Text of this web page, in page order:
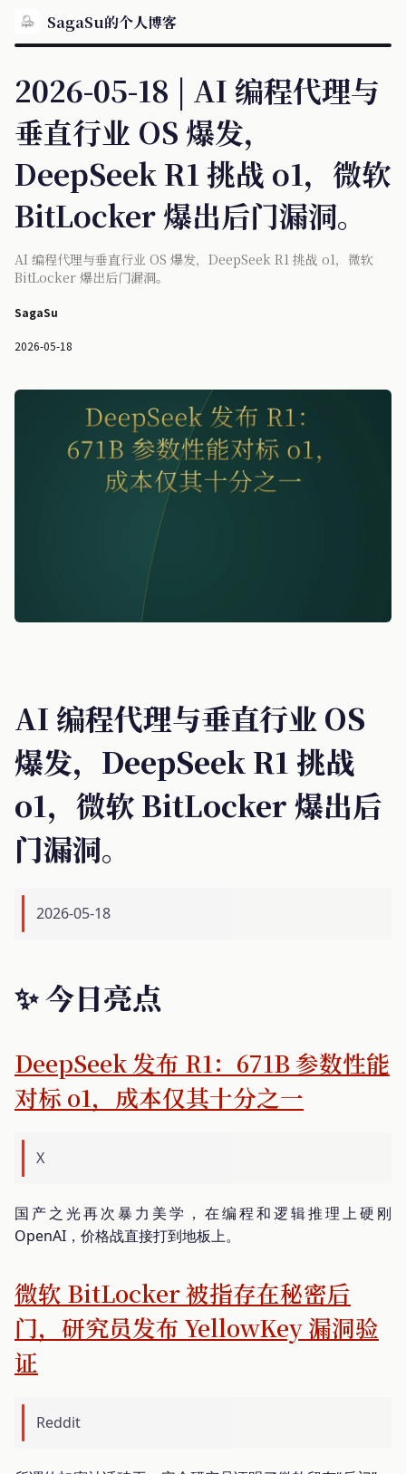
SagaSu的个人博客
2026-05-18 | AI 编程代理与
垂直行业 OS 爆发，
DeepSeek R1 挑战 o1，微软
BitLocker 爆出后门漏洞。
AI 编程代理与垂直行业 OS 爆发，DeepSeek R1 挑战 o1，微软
BitLocker 爆出后门漏洞。
SagaSu
2026-05-18
AI 编程代理与垂直行业 OS
爆发，DeepSeek R1 挑战
o1，微软 BitLocker 爆出后
门漏洞。
2026-05-18
✨ 今日亮点
DeepSeek 发布 R1：671B 参数性能
对标 o1，成本仅其十分之一
X
国产之光再次暴力美学，在编程和逻辑推理上硬刚
OpenAI，价格战直接打到地板上。
微软 BitLocker 被指存在秘密后
门，研究员发布 YellowKey 漏洞验
证
Reddit